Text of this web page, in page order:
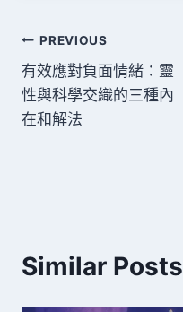
文
章
導
PREVIOUS
有效應對負面情緒：靈
性與科學交織的三種內
在和解法
Similar Posts